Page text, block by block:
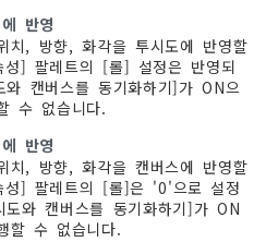
반영
치, 방향, 화각을 투시도에 반영할
] 팔레트의 [롤] 설정은 반영되
캔버스를 동기화하기]가 ON으
수 없습니다.
반영
치, 방향, 화각을 캔버스에 반영할
] 팔레트의 [롤]은 '0'으로 설정
와 캔버스를 동기화하기]가 ON
할 수 없습니다.